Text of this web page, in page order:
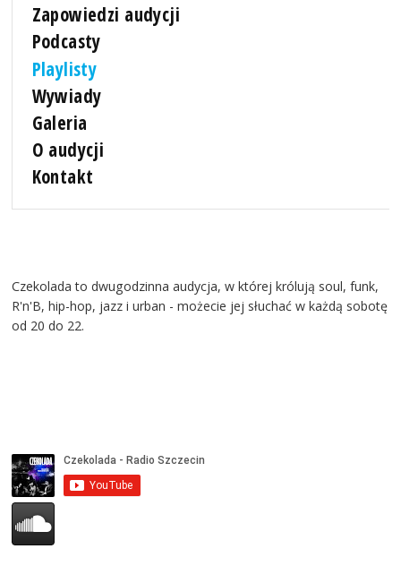
Zapowiedzi audycji
Podcasty
Playlisty
Wywiady
Galeria
O audycji
Kontakt
Czekolada to dwugodzinna audycja, w której królują soul, funk,
R'n'B, hip-hop, jazz i urban - możecie jej słuchać w każdą sobotę
od 20 do 22.